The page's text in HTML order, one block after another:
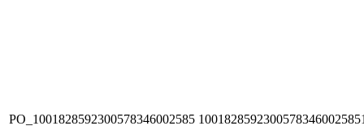
PO_1001828592300578346002585